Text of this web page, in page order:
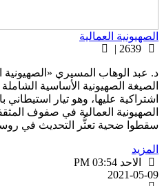
العمالية
2639 |
عبد الوهاب المسيري «الصهيونية
الصهيونية الأساسية الشاملة
عليها، وهو تيار استيطاني
العمالية في صفوف
ضحية تعثُّر التحديث في
الاحد PM 03:54
2021-05-